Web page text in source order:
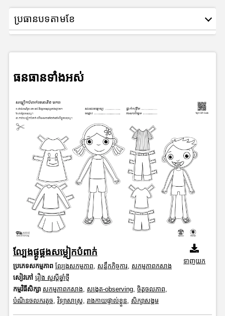
ប្រធានបទតាមខែ
ធនធានទាំងអស់
ល្បែងផ្គូផ្គងសម្លៀកបំពាក់
ប្រភេទសកម្មភាព ល្បែងសកម្មភាព សន្លឹកកិច្ចការ, សកម្មភាពកសាង
សៀវភៅ រឿង សួស្តីឆ្នាំថ្មី
កម្មវិធីសិក្សា សកម្មភាពកសាង សង្កេត-observing, ចិត្តចលភាព
បំណិនចលករតូច វិទ្យាសាស្រ្ត រាងកាយផ្ទាល់ខ្លួន សិក្សាសង្គម
ទាញយក